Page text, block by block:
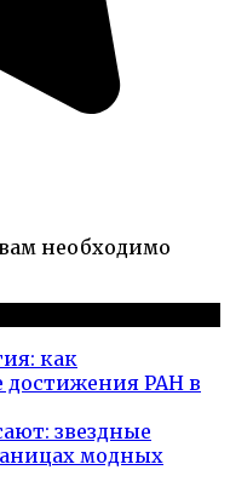
необходимо
как
достижения РАН в
звездные
модных